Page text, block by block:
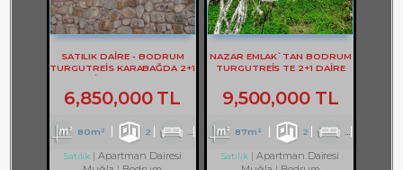
SATILIK DAİRE - BODRUM
TURGUTREİS KARABAĞDA 2+1
6,850,000 TL
80m² 2 1
Satılık
Apartman Dairesi
NAZAR EMLAK`TAN BODRUM
TURGUTREİS TE 2+1 DAİRE
9,500,000 TL
87m² 2
Satılık
Apartman Dairesi